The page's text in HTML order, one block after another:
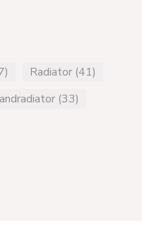
Radiator (41)
(33)